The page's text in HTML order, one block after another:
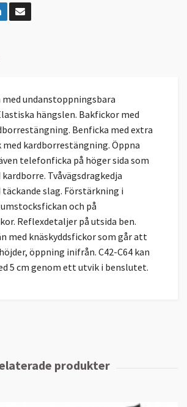
med undanstoppningsbara
hängslen. Bakfickor med
Benficka med extra
med kardborrestängning. Öppna
telefonficka på höger sida som
Tvåvägsdragkedja
slag. Förstärkning i
och på
Reflexdetaljer på utsida ben.
med knäskyddsfickor som går att
öppning inifrån. C42-C64 kan
5 cm genom ett utvik i benslutet.